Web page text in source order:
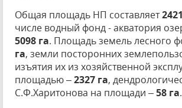
Общая площадь НП составляет
числе водный фонд - акватория
5098 га. Площадь земель лесного
га, земли посторонних
изъятия их из хозяйственной
площадью –2327 га,
С.Ф.Харитонова на площади –58 га.